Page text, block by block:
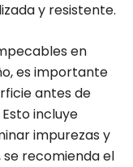
y resistente.
en
es importante
antes de
incluye
impurezas y
recomienda el